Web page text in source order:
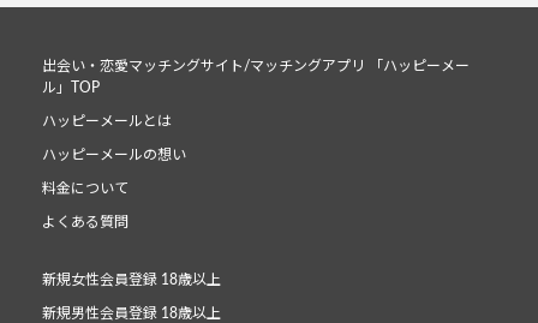
出会い・恋愛マッチングサイト/マッチングアプリ 「ハッピーメー
ル」TOP
ハッピーメールとは
ハッピーメールの想い
料金について
よくある質問
新規女性会員登録 18歳以上
新規男性会員登録 18歳以上